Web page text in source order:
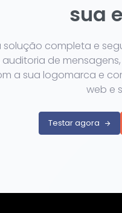
sua
solução completa e
de
a sua logomarca e
web e
Testar agora